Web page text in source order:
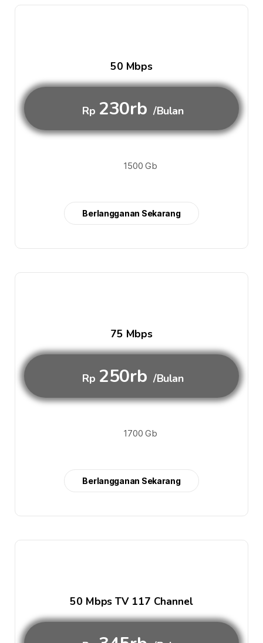
50 Mbps
Rp 230rb /Bulan
1500 Gb
Berlangganan Sekarang
75 Mbps
Rp 250rb /Bulan
1700 Gb
Berlangganan Sekarang
50 Mbps TV 117 Channel